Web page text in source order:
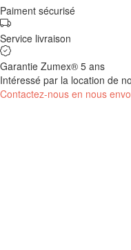
Paiment sécurisé
Service livraison
Garantie Zumex® 5 ans
Intéressé par la location de
Contactez-nous en nous